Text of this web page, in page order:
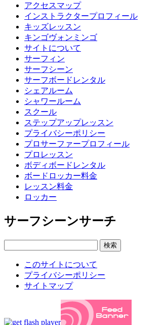
アクセスマップ
インストラクタープロフィール
キッズレッスン
キンゴヴォンミンゴ
サイトについて
サーフィン
サーフシーン
サーフボードレンタル
シェアルーム
シャワールーム
スクール
ステップアップレッスン
プライバシーポリシー
プロサーファープロフィール
プロレッスン
ボディボードレンタル
ボードロッカー料金
レッスン料金
ロッカー
サーフシーンサーチ
このサイトについて
プライバシーポリシー
サイトマップ